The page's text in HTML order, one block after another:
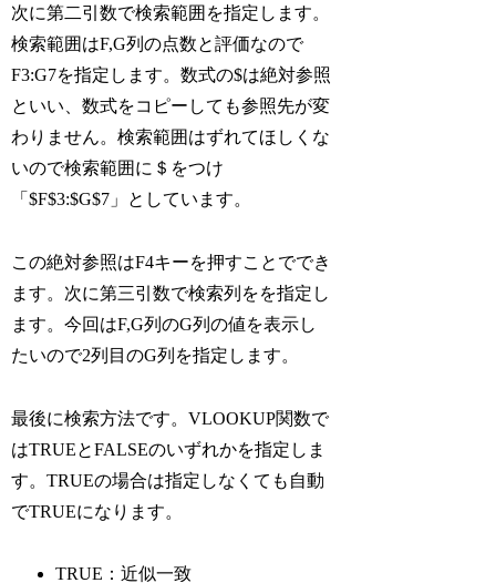
次に第二引数で検索範囲を指定します。
検索範囲はF,G列の点数と評価なので
F3:G7を指定します。数式の$は絶対参照
といい、数式をコピーしても参照先が変
わりません。検索範囲はずれてほしくな
いので検索範囲に＄をつけ
「$F$3:$G$7」としています。
この絶対参照はF4キーを押すことででき
ます。次に第三引数で検索列をを指定し
ます。今回はF,G列のG列の値を表示し
たいので2列目のG列を指定します。
最後に検索方法です。VLOOKUP関数で
はTRUEとFALSEのいずれかを指定しま
す。TRUEの場合は指定しなくても自動
でTRUEになります。
TRUE：近似一致